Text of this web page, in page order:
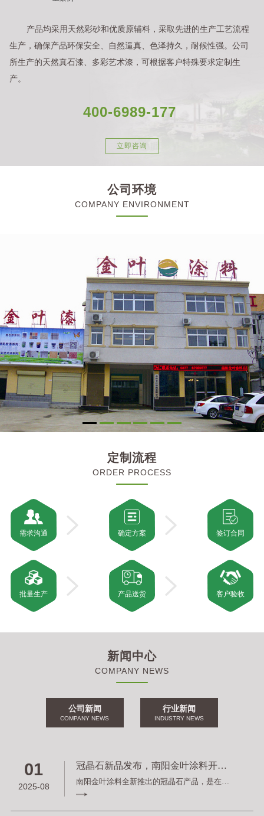
产品均采用天然彩砂和优质原辅料，采取先进的生产工艺流程
生产，确保产品环保安全、自然逼真、色泽持久，耐候性强。公司
所生产的天然真石漆、多彩艺术漆，可根据客户特殊要求定制生
产。
400-6989-177
立即咨询
公司环境
COMPANY ENVIRONMENT
定制流程
ORDER PROCESS
需求沟通 确定方案 签订合同
批量生产 产品送货 客户验收
新闻中心
COMPANY NEWS
公司新闻
COMPANY NEWS
行业新闻
INDUSTRY NEWS
01
2025-08
冠晶石新品发布，南阳金叶涂料开拓市场新领域
南阳金叶涂料全新推出的冠晶石产品，是在仿石漆领域的又一创新成果。冠晶石以...